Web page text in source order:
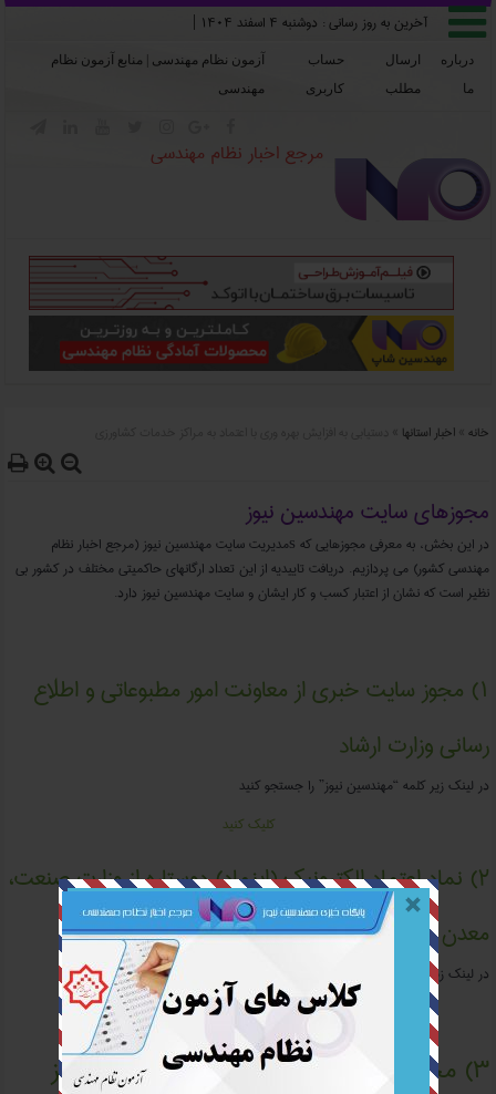
 آخرین به روز رسانی : دوشنبه ۴ اسفند ۱۴۰۴ |
درباره
ما
ارسال
مطلب
حساب
کاربری
آزمون نظام مهندسی | منابع آزمون نظام
مهندسی
مرجع اخبار نظام مهندسی
خانه »اخبار استانها
  
مجوزهای سایت مهندسین نیوز
در این بخش، به معرفی مجوزهایی که sمدیریت سایت مهندسین نیوز (مرجع اخبار نظام
مهندسی کشور) می پردازیم. دریافت تاییدیه از این تعداد ارگانهای حاکمیتی مختلف در کشور بی
نظیر است که نشان از اعتبار کسب و کار ایشان و سایت مهندسین نیوز دارد.
۱) مجوز سایت خبری از معاونت امور مطبوعاتی و اطلاع
رسانی وزارت ارشاد
در لینک زیر کلمه “مهندسین نیوز” را جستجو کنید
کلیک کنید
۲) نماد اعتماد الکترونیک (اینماد) دوستاره از وزارت صنعت،
معدن و تجارت برای خریدهای اینترنتی
در لینک زیر آدرس “mohandesinnews.ir” را سرچ کنید
کلیک کنید
۳) مجوزهای نشر دیجیتال و نشر حامل از مرکز